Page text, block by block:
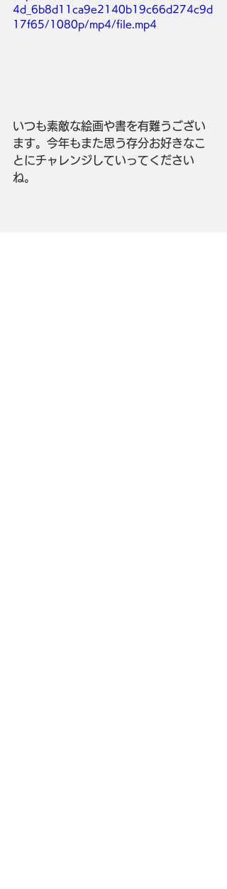
4d_6b8d11ca9e2140b19c66d274c9d
17f65/1080p/mp4/file.mp4
いつも素敵な絵画や書を有難うござい
ます。今年もまた思う存分お好きなこ
とにチャレンジしていってください
ね。